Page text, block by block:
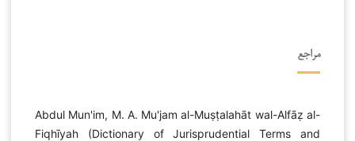
مراجع
Abdul Mun'im, M. A. Mu'jam al-Muṣṭalahāt wal-Alfāẓ al-
Fiqhīyah (Dictionary of Jurisprudential Terms and